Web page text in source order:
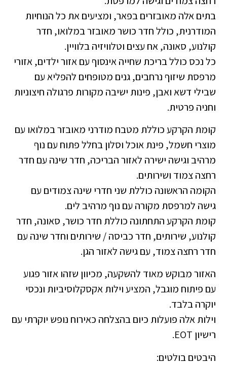
בתים אלה מאובזרים בפאר, ומציעים את כל הנוחיות
המודרנית, כולל חדר כושר מאובזר במלואו, חדר
קולנוע, סאונה, אח עצים וטלוויזיה בלוויין.
כל נכס כולל בריכת שחייה אינסוף עם אזור ילדים, אזורי
מרפסת שיזוף נרחבים, גנים מטופחים להפליא עם
שבילי דשא ואבן, פינות ישיבה מקורות פרגולה חיצוניות
וחניה פרטית.
קומת הקרקע כוללת מטבח מודרני מאובזר במלואו עם
מוצרי חשמל, פינת אוכל וסלון בחלל פתוח עם נוף
מרהיב וגישה ישירה לאזור הבריכה, חדר שינה עם חדר
רחצה צמוד ושירותים.
הקומה הראשונה כוללת שני חדרי שינה צמודים עם
גישה למרפסת מקורה עם נוף מרהיב לים.
קומת הקרקע התחתונה כוללת חדר כושר, סאונה, חדר
קולנוע, שירותים, חדר כביסה / שירותים וחדר שינה עם
חדר רחצה צמוד, עם גישה לאזור הגן.
האזור מבוקש מאוד להשקעה, מכיוון שזהו אזור פגוע
עם פיתוח מוגבל, המציע וילות אקסקלוסיביות ונכסי
יוקרה בלבד.
וילות אלה פועלות כיום בהצלחה כאירוח נופש יוקרתי עם
רישיון EOT.
היבטים בולטים: